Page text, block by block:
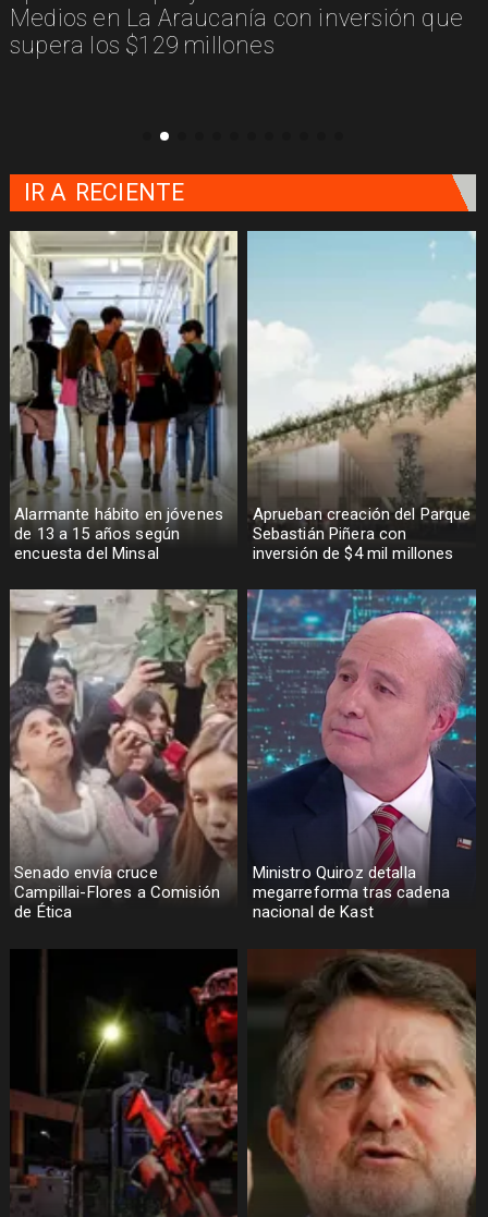
Medios en La Araucanía con inversión que
supera los $129 millones
Alarmante hábito en jóvenes
de 13 a 15 años según
encuesta del Minsal
Aprueban creación del Parque
Sebastián Piñera con
inversión de $4 mil millones
Senado envía cruce
Campillai-Flores a Comisión
de Ética
Ministro Quiroz detalla
megarreforma tras cadena
nacional de Kast
IR A RECIENTE